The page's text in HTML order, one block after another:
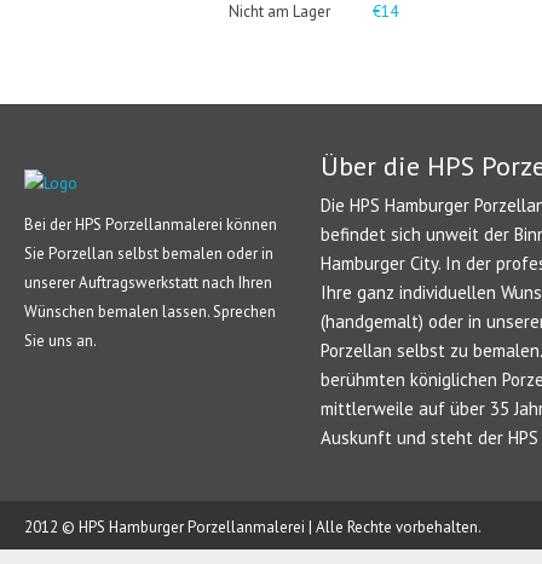
€14
Nicht am Lager
Bei der HPS Porzellanmalerei können
Sie Porzellan selbst bemalen oder in
unserer Auftragswerkstatt nach Ihren
Wünschen bemalen lassen. Sprechen
Sie uns an.
Über die HPS
Die HPS Hamburger
befindet sich unweit der
Hamburger City. In der
Ihre ganz individuellen
(handgemalt) oder in
Porzellan selbst zu
berühmten königlichen
mittlerweile auf über 35
Auskunft und steht der
2012 © HPS Hamburger Porzellanmalerei | Alle Rechte vorbehalten.